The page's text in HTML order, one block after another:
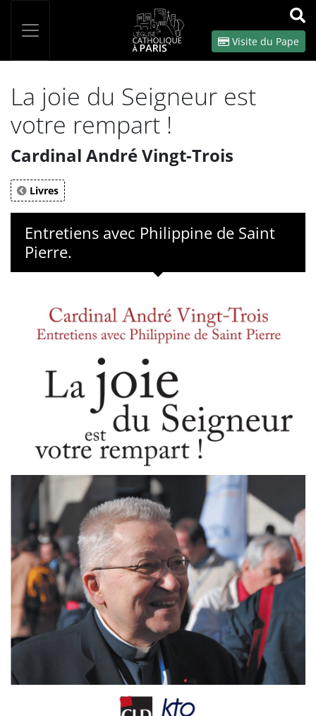
OK
Visite du Pape
La joie du Seigneur est
votre rempart !
Cardinal André Vingt-Trois
Livres
Entretiens avec Philippine de Saint
Pierre.
Panneau de gestion des cookies